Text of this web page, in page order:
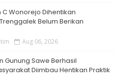
Wonorejo Dihentikan
Belum Berikan
Aug 06, 2026
Gunung Sawe Berhasil
Diimbau Hentikan Praktik